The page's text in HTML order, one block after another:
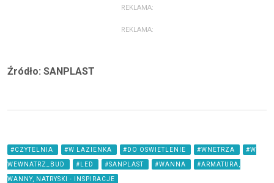
REKLAMA:
REKLAMA:
Źródło: SANPLAST
#CZYTELNIA #W LAZIENKA #DO OSWIETLENIE #WNETRZA #W
WEWNATRZ_BUD #LED #SANPLAST #WANNA #ARMATURA,
WANNY, NATRYSKI - INSPIRACJE